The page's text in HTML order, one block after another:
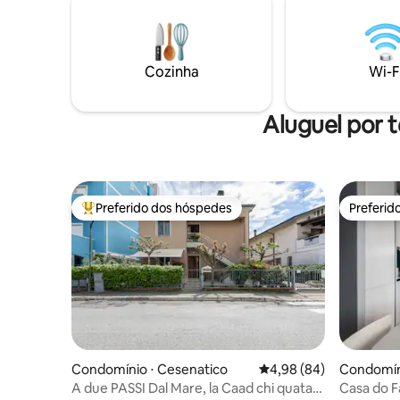
bicicletas que estão incluídas no preço da
estadia. Todas as vistas são sobre a
propriedade privada do condomínio, o
que proporciona uma maior privacidade.
passos,
que
Cozinha Wi-
Aluguel por
Entre os melhores preferidos dos hóspedes
Preferido dos hóspedes
Condomínio ⋅ Cesenatico 4,98 de uma avaliação
4,98 (84)
A due PASSI Dal Mare, la Caad chi quatar
Casa do